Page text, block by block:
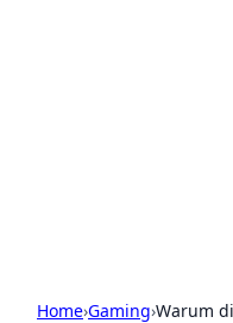
Home›Gaming›Warum